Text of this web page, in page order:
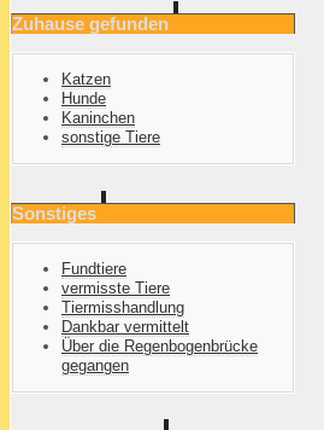
Zuhause gefunden
Katzen
Hunde
Kaninchen
sonstige Tiere
Sonstiges
Fundtiere
vermisste Tiere
Tiermisshandlung
Dankbar vermittelt
Über die Regenbogenbrücke
gegangen